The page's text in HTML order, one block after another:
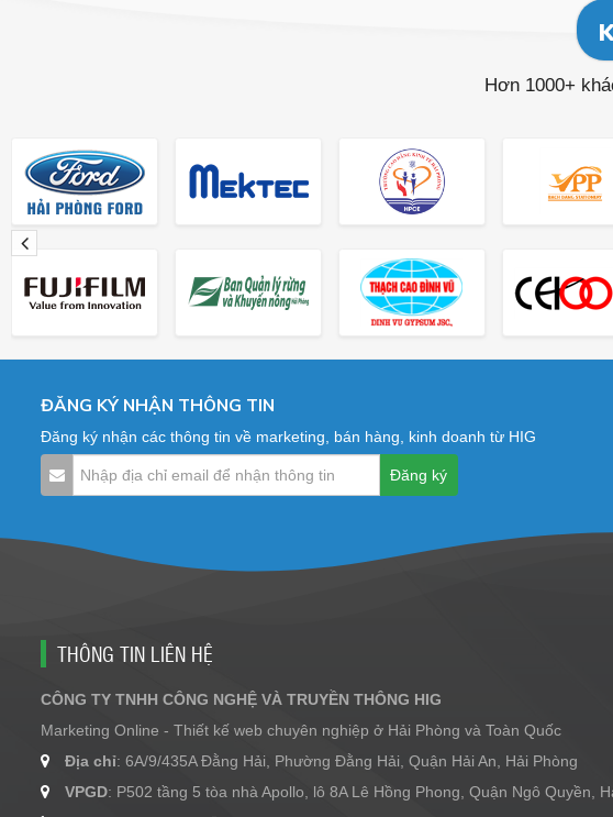
Hơn 1000+
ĐĂNG KÝ NHẬN THÔNG TIN
Đăng ký nhận các thông tin về marketing, bán hàng, kinh doanh từ HIG
THÔNG TIN LIÊN HỆ
CÔNG TY TNHH CÔNG NGHỆ VÀ TRUYỀN THÔNG HIG
Marketing Online - Thiết kế web chuyên nghiệp ở Hải Phòng và Toàn Quốc
Địa chỉ: 6A/9/435A Đằng Hải, Phường Đằng Hải, Quận Hải An, Hải Phòng
VPGD: P502 tầng 5 tòa nhà Apollo, lô 8A Lê Hồng Phong, Quận Ngô Quyền,